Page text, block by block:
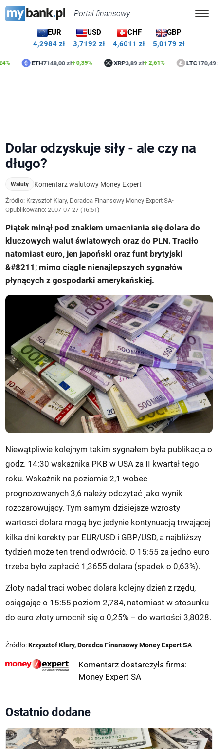
Portal finansowy
EUR
4,2984 zł
USD
3,7192 zł
CHF
4,6011 zł
GBP
5,0179 zł
ETH 7148,00 zł 0,39% XRP 3,89 zł 2,61% LTC 170,49 zł
Dolar odzyskuje siły - ale czy na
długo?
Waluty Komentarz walutowy Money Expert
Źródło: Krzysztof Klary, Doradca Finansowy Money Expert SA•
Opublikowano:2007-07-27 (16:51)
Piątek minął pod znakiem umacniania się dolara do
kluczowych walut światowych oraz do PLN. Traciło
natomiast euro, jen japoński oraz funt brytyjski
&#8211; mimo ciągle nienajlepszych sygnałów
płynących z gospodarki amerykańskiej.
Niewątpliwie kolejnym takim sygnałem była publikacja o
godz. 14:30 wskaźnika PKB w USA za II kwartał tego
roku. Wskaźnik na poziomie 2,1 wobec
prognozowanych 3,6 należy odczytać jako wynik
rozczarowujący. Tym samym dzisiejsze wzrosty
wartości dolara mogą być jedynie kontynuacją trwającej
kilka dni korekty par EUR/USD i GBP/USD, a najbliższy
tydzień może ten trend odwrócić. O 15:55 za jedno euro
trzeba było zapłacić 1,3655 dolara (spadek o 0,63%).
Złoty nadal traci wobec dolara kolejny dzień z rzędu,
osiągając o 15:55 poziom 2,784, natomiast w stosunku
do euro złoty umocnił się o 0,25% – do wartości 3,8028.
Źródło:Krzysztof Klary, Doradca Finansowy Money Expert SA
Komentarz dostarczyła firma:
Money Expert SA
Ostatnio dodane